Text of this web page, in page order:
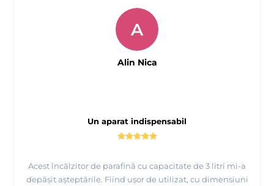
Un aparat indispensabil
Acest încălzitor de parafină cu capacitate de 3 litri mi-a
depășit așteptările. Fiind ușor de utilizat, cu dimensiuni
A
Alin Nica